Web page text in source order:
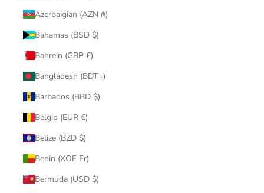
Azerbaigian (AZN ₼)
Bahamas (BSD $)
Bahrein (GBP £)
Bangladesh (BDT ৳)
Barbados (BBD $)
Belgio (EUR €)
Belize (BZD $)
Benin (XOF Fr)
Bermuda (USD $)